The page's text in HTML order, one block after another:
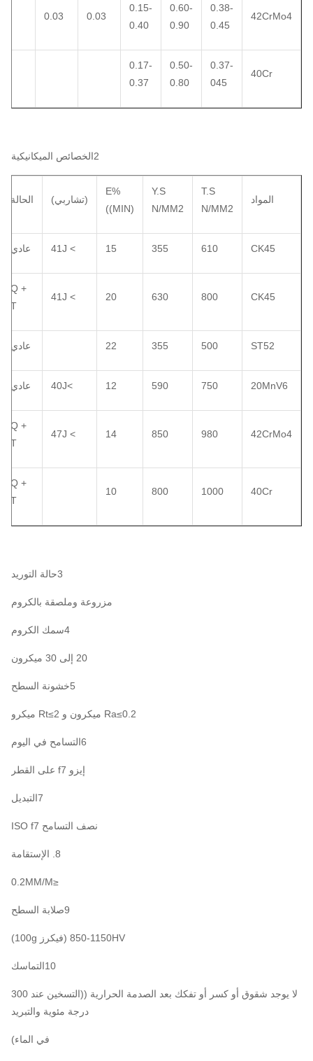
42CrMo4
0.38-
0.45
0.60-
0.90
0.15-
0.40
0.03
0.03
40Cr
0.37-
045
0.50-
0.80
0.17-
0.37
2الخصائص الميكانيكية
المواد
T.S
N/MM2
Y.S
N/MM2
E%
((MIN)
(تشاربي) الحالة
CK45
610
355
15
> 41J عادي
CK45
800
630
20
> 41J
Q +
T
ST52
500
355
22 عادي
20MnV6
750
590
12
>40J عادي
42CrMo4
980
850
14
> 47J
Q +
T
40Cr
1000
800
10
Q +
T
3حالة التوريد
مزروعة وملصقة بالكروم
4سمك الكروم
20 إلى 30 ميكرون
5خشونة السطح
Ra≤0.2 ميكرون و Rt≤2 ميكرو
6التسامح في اليوم
إيزو f7 على القطر
7التبديل
نصف التسامح ISO f7
8. الإستقامة
≤0.2MM/M
9صلابة السطح
850-1150HV (فيكرز 100g)
10التماسك
لا يوجد شقوق أو كسر أو تفكك بعد الصدمة الحرارية ((التسخين عند 300
درجة مئوية والتبريد
في الماء)